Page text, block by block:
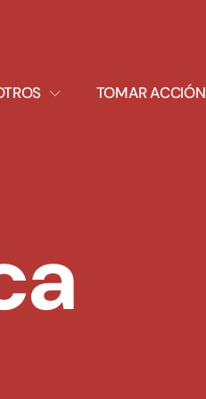
TOMAR ACCIÓN
EXPAND
DROPDOWN